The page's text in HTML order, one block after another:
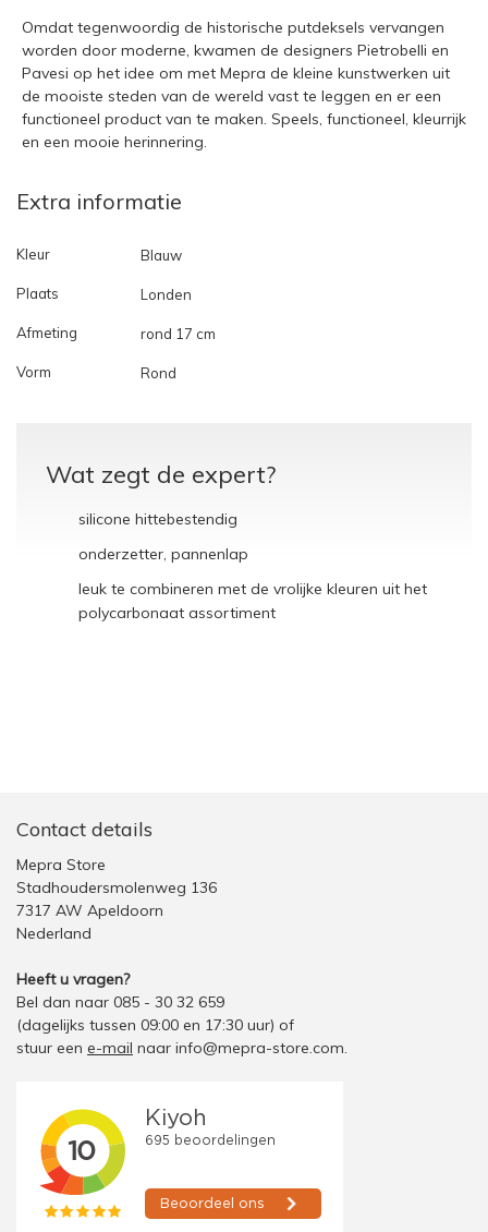
Omdat tegenwoordig de historische putdeksels vervangen
worden door moderne, kwamen de designers Pietrobelli en
Pavesi op het idee om met Mepra de kleine kunstwerken uit
de mooiste steden van de wereld vast te leggen en er een
functioneel product van te maken. Speels, functioneel, kleurrijk
en een mooie herinnering.
Extra informatie
Kleur Blauw
Plaats Londen
Afmeting rond 17 cm
Vorm Rond
Wat zegt de expert?
silicone hittebestendig
onderzetter, pannenlap
leuk te combineren met de vrolijke kleuren uit het
polycarbonaat assortiment
Contact details
Mepra Store
Stadhoudersmolenweg 136
7317 AW Apeldoorn
Nederland
Heeft u vragen?
Bel dan naar 085 - 30 32 659
(dagelijks tussen 09:00 en 17:30 uur) of
stuur een e-mail naar info@mepra-store.com.